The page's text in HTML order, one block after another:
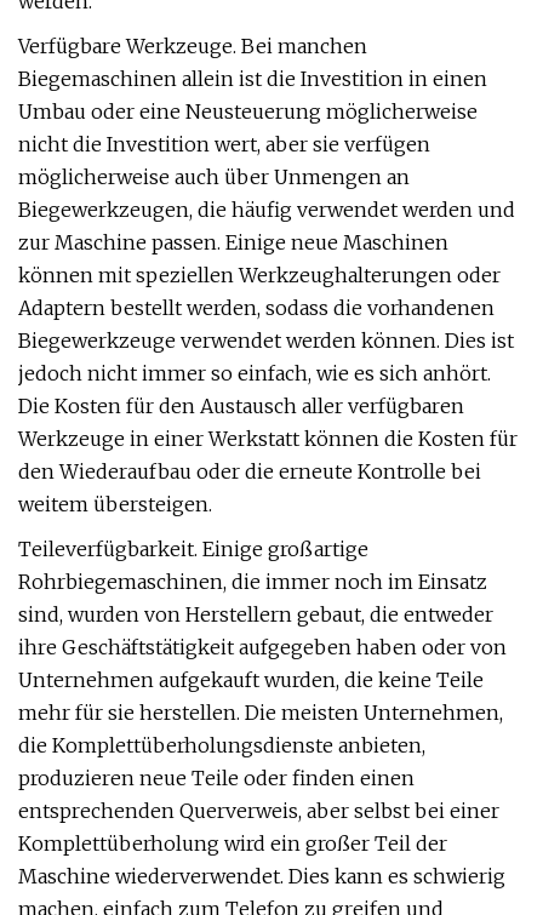
Verfügbare Werkzeuge. Bei manchen
Biegemaschinen allein ist die Investition in einen
Umbau oder eine Neusteuerung möglicherweise
nicht die Investition wert, aber sie verfügen
möglicherweise auch über Unmengen an
Biegewerkzeugen, die häufig verwendet werden und
zur Maschine passen. Einige neue Maschinen
können mit speziellen Werkzeughalterungen oder
Adaptern bestellt werden, sodass die vorhandenen
Biegewerkzeuge verwendet werden können. Dies ist
jedoch nicht immer so einfach, wie es sich anhört.
Die Kosten für den Austausch aller verfügbaren
Werkzeuge in einer Werkstatt können die Kosten für
den Wiederaufbau oder die erneute Kontrolle bei
weitem übersteigen.
Teileverfügbarkeit. Einige großartige
Rohrbiegemaschinen, die immer noch im Einsatz
sind, wurden von Herstellern gebaut, die entweder
ihre Geschäftstätigkeit aufgegeben haben oder von
Unternehmen aufgekauft wurden, die keine Teile
mehr für sie herstellen. Die meisten Unternehmen,
die Komplettüberholungsdienste anbieten,
produzieren neue Teile oder finden einen
entsprechenden Querverweis, aber selbst bei einer
Komplettüberholung wird ein großer Teil der
Maschine wiederverwendet. Dies kann es schwierig
machen, einfach zum Telefon zu greifen und